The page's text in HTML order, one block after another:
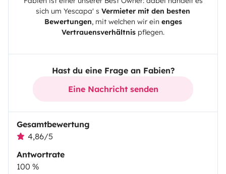
sich um Yescapa' s Vermieter mit den besten
Bewertungen, mit welchen wir ein enges
Vertrauensverhältnis pflegen.
Hast du eine Frage an Fabien?
Eine Nachricht senden
Gesamtbewertung
4,86/5
Antwortrate
100 %